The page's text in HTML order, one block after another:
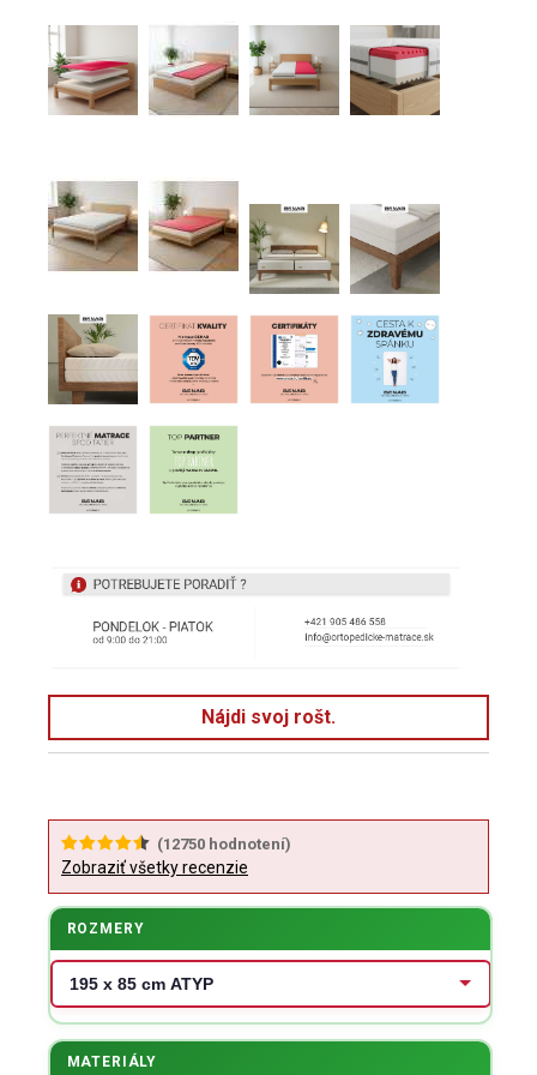
Nájdi svoj rošt.
(12750 hodnotení)
Zobraziť všetky recenzie
ROZMERY
MATERIÁLY